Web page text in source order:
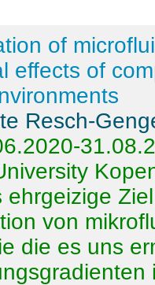
of
effects of
Resch-
ehrgeizige
von
die es uns